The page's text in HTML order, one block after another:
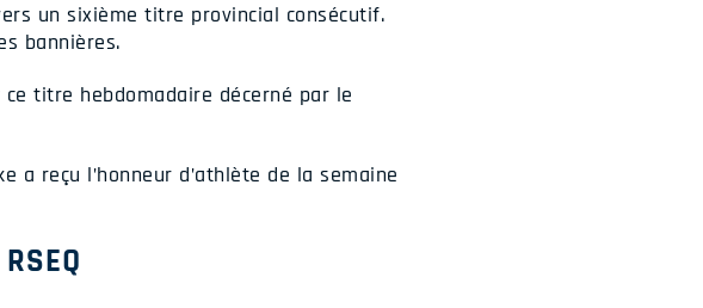
un sixième titre provincial consécutif.
bannières.
titre hebdomadaire décerné par le
a reçu l’honneur d’athlète de la semaine